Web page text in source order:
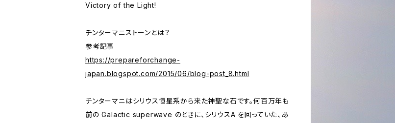
Victory of the Light!
チンターマニストーンとは？
参考記事
https://prepareforchange-
japan.blogspot.com/2015/06/blog-post_8.html
チンターマニはシリウス恒星系から来た神聖な石です。何百万年も
前の Galactic superwave のときに、シリウスA を回っていた、あ